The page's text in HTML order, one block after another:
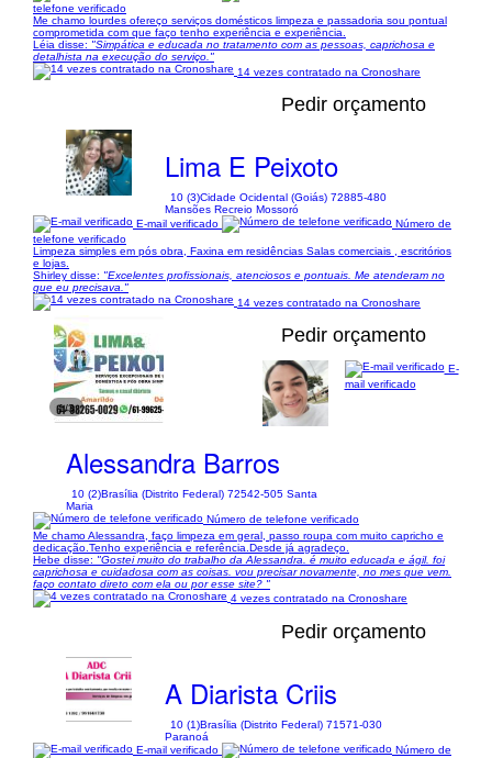
telefone verificado
Me chamo lourdes ofereço serviços domésticos limpeza e passadoria sou pontual
comprometida com que faço tenho experiência e experiência.
Léia disse: "Simpática e educada no tratamento com as pessoas, caprichosa e
detalhista na execução do serviço."
14 vezes contratado na Cronoshare
Pedir orçamento
Lima E Peixoto
10 (3)Cidade Ocidental (Goiás) 72885-480
Mansões Recreio Mossoró
E-mail verificado
Número de
telefone verificado
Limpeza simples em pós obra, Faxina em residências Salas comerciais , escritórios
e lojas.
Shirley disse: "Excelentes profissionais, atenciosos e pontuais. Me atenderam no
que eu precisava."
14 vezes contratado na Cronoshare
1/3
Pedir orçamento
Alessandra Barros
10 (2)Brasília (Distrito Federal) 72542-505 Santa
Maria
E-
mail verificado
Número de telefone verificado
Me chamo Alessandra, faço limpeza em geral, passo roupa com muito capricho e
dedicação.Tenho experiência e referência.Desde já agradeço.
Hebe disse: "Gostei muito do trabalho da Alessandra. é muito educada e ágil. foi
caprichosa e cuidadosa com as coisas. vou precisar novamente, no mes que vem.
faço contato direto com ela ou por esse site? "
4 vezes contratado na Cronoshare
Pedir orçamento
A Diarista Criis
10 (1)Brasília (Distrito Federal) 71571-030
Paranoá
E-mail verificado
Número de